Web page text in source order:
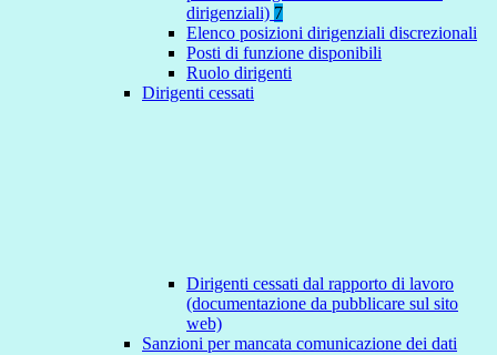
dirigenziali) 7
Elenco posizioni dirigenziali discrezionali
Posti di funzione disponibili
Ruolo dirigenti
Dirigenti cessati
Dirigenti cessati dal rapporto di lavoro
(documentazione da pubblicare sul sito
web)
Sanzioni per mancata comunicazione dei dati